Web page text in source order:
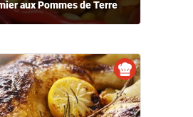
aux Pommes de Terre